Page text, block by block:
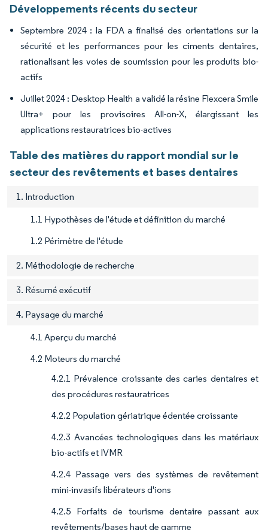
Développements récents du secteur
Septembre 2024 : la FDA a finalisé des orientations sur la
sécurité et les performances pour les ciments dentaires,
rationalisant les voies de soumission pour les produits bio-
actifs
Juillet 2024 : Desktop Health a validé la résine Flexcera Smile
Ultra+ pour les provisoires All-on-X, élargissant les
applications restauratrices bio-actives
Table des matières du rapport mondial sur le
secteur des revêtements et bases dentaires
1. Introduction
1.1 Hypothèses de l'étude et définition du marché
1.2 Périmètre de l'étude
2. Méthodologie de recherche
3. Résumé exécutif
4. Paysage du marché
4.1 Aperçu du marché
4.2 Moteurs du marché
4.2.1 Prévalence croissante des caries dentaires et
des procédures restauratrices
4.2.2 Population gériatrique édentée croissante
4.2.3 Avancées technologiques dans les matériaux
bio-actifs et IVMR
4.2.4 Passage vers des systèmes de revêtement
mini-invasifs libérateurs d'ions
4.2.5 Forfaits de tourisme dentaire passant aux
revêtements/bases haut de gamme